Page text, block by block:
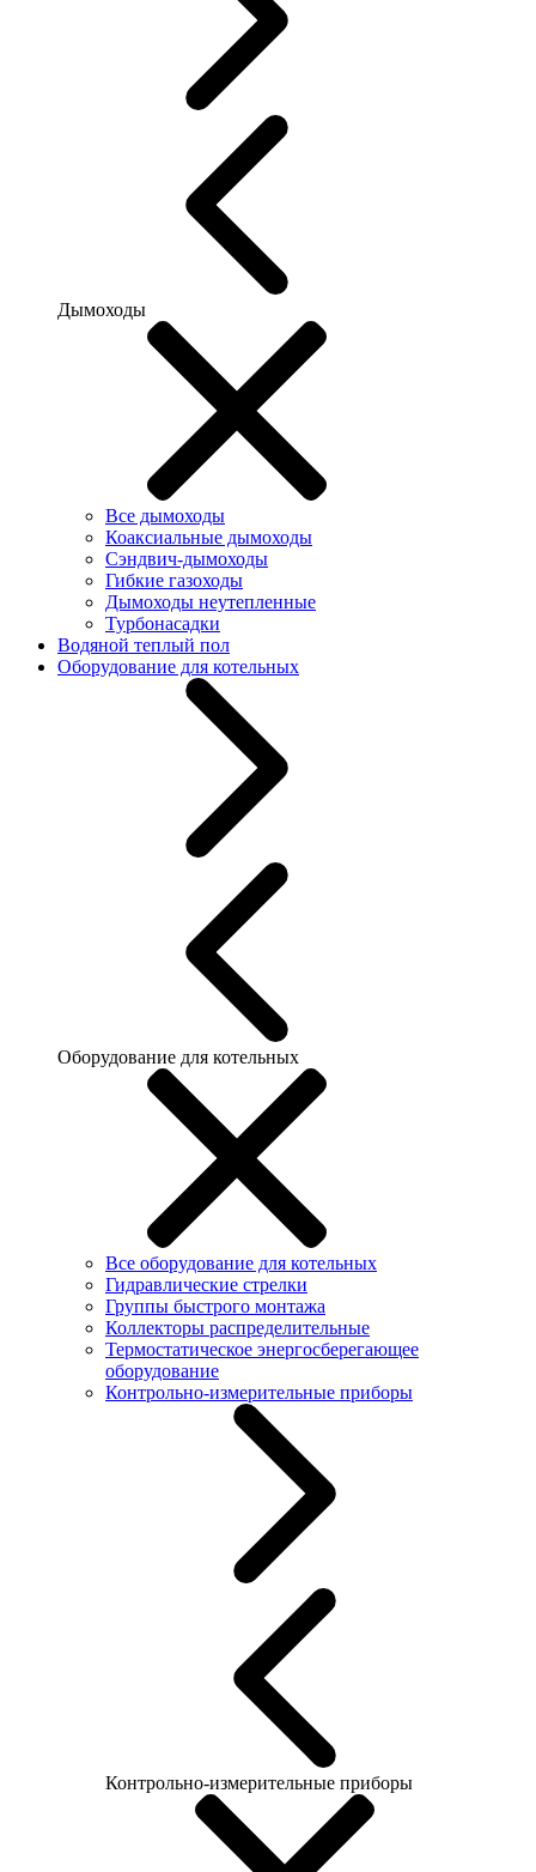
Дымоходы
Все дымоходы
Коаксиальные дымоходы
Сэндвич-дымоходы
Гибкие газоходы
Дымоходы неутепленные
Турбонасадки
Водяной теплый пол
Оборудование для котельных
Оборудование для котельных
Все оборудование для котельных
Гидравлические стрелки
Группы быстрого монтажа
Коллекторы распределительные
Термостатическое энергосберегающее
оборудование
Контрольно-измерительные приборы
Контрольно-измерительные приборы